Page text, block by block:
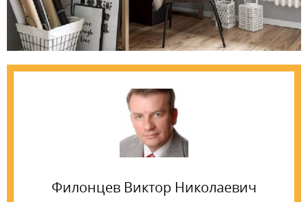
Филонцев Виктор Николаевич